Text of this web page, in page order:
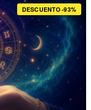
DESCUENTO -93%